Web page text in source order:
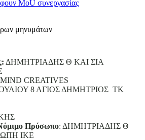
MoU συνεργασίας
μηνυμάτων
ΔΗΜΗΤΡΙΑΔΗΣ Θ ΚΑΙ ΣΙΑ
CREATIVES
8 ΑΓΙΟΣ ΔΗΜΗΤΡΙΟΣ ΤΚ
Πρόσωπο: ΔΗΜΗΤΡΙΑΔΗΣ Θ
ΙΚΕ